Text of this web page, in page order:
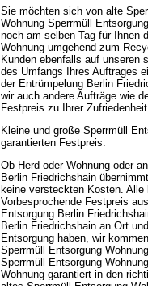
Sie möchten sich von alte
Wohnung Sperrmüll
noch am selben Tag für Ihnen
Wohnung umgehend zum
Kunden ebenfalls auf unseren
des Umfangs Ihres Auftrages
der Entrümpelung Berlin
wir auch andere Aufträge wie
Festpreis zu Ihrer
Kleine und große Sperrmüll
garantierten Festpreis.
Ob Herd oder Wohnung oder
Berlin Friedrichshain
keine versteckten Kosten.
Vorbesprochende Festpreis
Entsorgung Berlin
Berlin Friedrichshain an Ort
Entsorgung haben, wir
Sperrmüll Entsorgung
Sperrmüll Entsorgung
Wohnung garantiert in den